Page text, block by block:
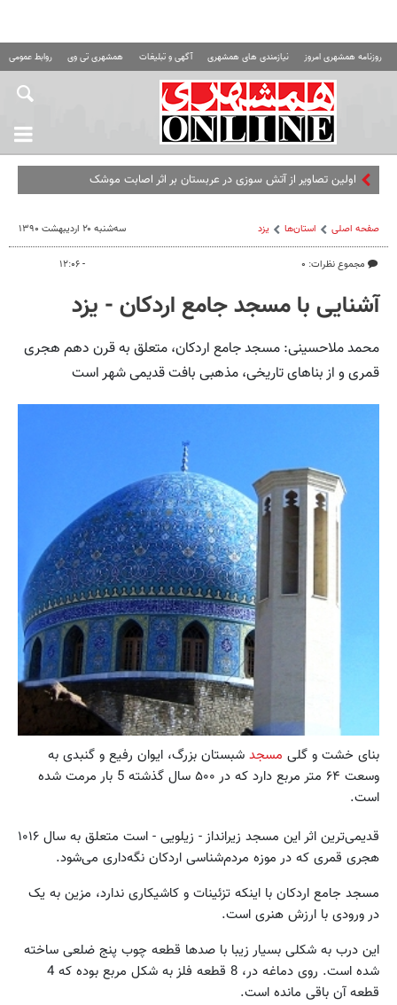
روزنامه همشهری امروز نیازمندی های همشهری آگهی و تبلیغات همشهری تی وی روابط عمومی
اولین تصاویر از آتش سوزی در عربستان بر اثر اصابت موشک
صفحه اصلی استان‌ها یزد
مجموع نظرات: ۰
سه‌شنبه ۲۰ اردیبهشت ۱۳۹۰
- ۱۲:۰۶
آشنایی با مسجد جامع اردکان - یزد
محمد ملاحسینی: مسجد جامع اردکان، متعلق به قرن دهم هجری
قمری و از بناهای تاریخی، مذهبی بافت قدیمی شهر است
بنای خشت و گلی مسجد شبستان بزرگ، ایوان رفیع و گنبدی به
وسعت ۶۴ متر مربع دارد که در ۵۰۰ سال گذشته 5 بار مرمت شده
است.
قدیمی‌ترین اثر این مسجد زیرانداز - زیلویی - است متعلق به سال ۱۰۱۶
هجری قمری که در موزه مردم‌شناسی اردکان نگه‌داری می‌شود.
مسجد جامع اردکان با اینکه تزئینات و کاشیکاری ندارد، مزین به یک
در ورودی با ارزش هنری است.
این درب به شکلی بسیار زیبا با صدها قطعه چوب پنج ضلعی ساخته
شده است. روی دماغه در، 8 قطعه فلز به شکل مربع بوده که 4
قطعه آن باقی مانده است.